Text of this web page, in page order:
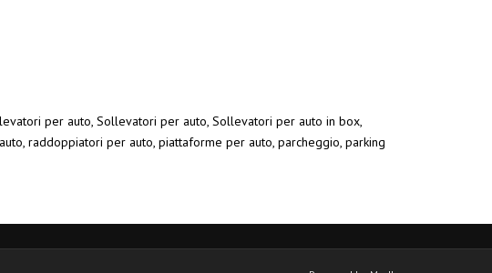
per auto, Sollevatori per auto, Sollevatori per auto in box,
raddoppiatori per auto, piattaforme per auto, parcheggio, parking